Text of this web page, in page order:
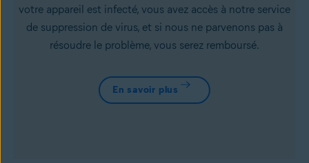
votre appareil est infecté, vous avez accès à notre service
de suppression de virus, et si nous ne parvenons pas à
résoudre le problème, vous serez remboursé.
En savoir plus